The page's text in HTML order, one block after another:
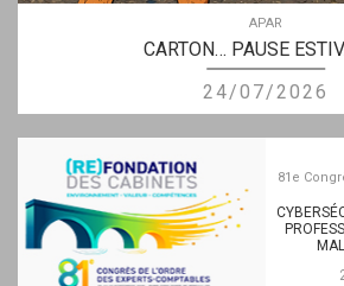
APAR
CARTON… PAUSE
24/07/2026
81e